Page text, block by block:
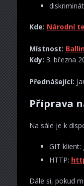
Kde: Národní
Místnost:
Kdy: 3. března
Přednášející:
Příprava
Na sále je k
GIT
HTTP:
Dále si, pokud